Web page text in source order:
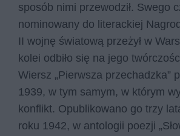
sposób nimi przewodził. Swego
nominowany do literackiej
II wojnę światową przeżył w
kolei odbiło się na jego
Wiersz „Pierwsza przechadzka”
1939, w tym samym, w którym
konflikt. Opublikowano go trzy
roku 1942, w antologii poezji